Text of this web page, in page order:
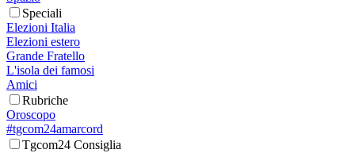
Speciali
Elezioni Italia
Elezioni estero
Grande Fratello
L'isola dei famosi
Amici
Rubriche
Oroscopo
#tgcom24amarcord
Tgcom24 Consiglia